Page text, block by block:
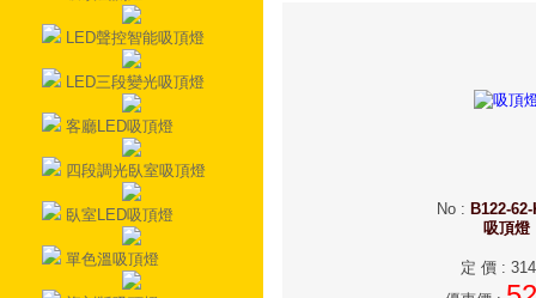
LED聲控智能吸頂燈
LED三段變光吸頂燈
客廳LED吸頂燈
四段調光臥室吸頂燈
臥室LED吸頂燈
單色溫吸頂燈
No: B122-
吸頂燈
定 價: